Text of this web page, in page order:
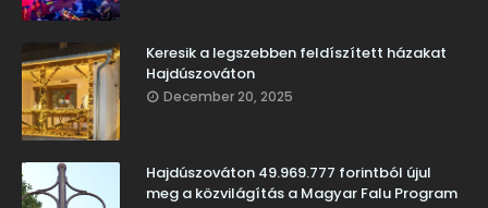
Keresik a legszebben feldíszített házakat
Hajdúszováton
December 20, 2025
Hajdúszováton 49.969.777 forintból újul
meg a közvilágítás a Magyar Falu Program